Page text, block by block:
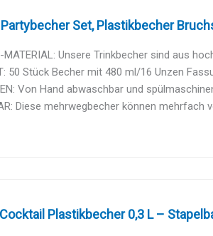
Set, Plastikbecher
MATERIAL: Unsere Trinkbecher sind aus
50 Stück Becher mit 480 ml/16 Unzen
Von Hand abwaschbar und
Diese mehrwegbecher können
Plastikbecher 0,3 L –